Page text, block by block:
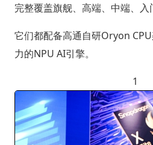
完整覆盖旗舰、高端、中端、入
它们都配备高通自研Oryon
力的NPU AI引擎。
1